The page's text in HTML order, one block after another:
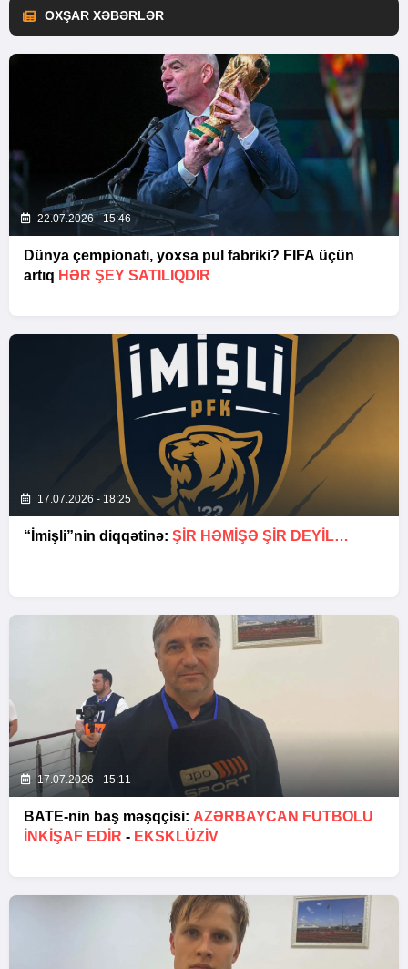
OXŞAR XƏBƏRLƏR
22.07.2026 - 15:46
Dünya çempionatı, yoxsa pul fabriki? FIFA üçün
artıq HƏR ŞEY SATILIQDIR
17.07.2026 - 18:25
“İmişli”nin diqqətinə: ŞIR HƏMIŞƏ ŞIR DEYIL…
17.07.2026 - 15:11
BATE-nin baş məşqçisi: AZƏRBAYCAN FUTBOLU
INKIŞAF EDIR - EKSKLÜZİV